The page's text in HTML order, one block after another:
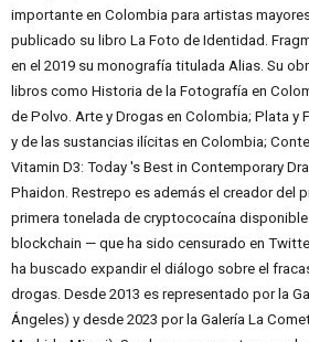
importante en Colombia para artistas
publicado su libro La Foto de Identidad.
en el 2019 su monografía titulada Alias. Su
libros como Historia de la Fotografía en
de Polvo. Arte y Drogas en Colombia; Plata y
y de las sustancias ilícitas en Colombia;
Vitamin D3: Today 's Best in Contemporary
Phaidon. Restrepo es además el creador del
primera tonelada de cryptococaína disponible
blockchain — que ha sido censurado en
ha buscado expandir el diálogo sobre el
drogas. Desde 2013 es representado por la
Ángeles) y desde 2023 por la Galería La